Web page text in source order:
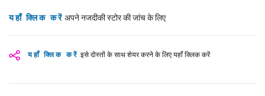
यहाँ क्लिक करें इसे दोस्तों के साथ शेयर करने के लिए यहाँ क्लिक करें
यहाँ क्लिक करें अपने नजदीकी स्टोर की जांच के लिए